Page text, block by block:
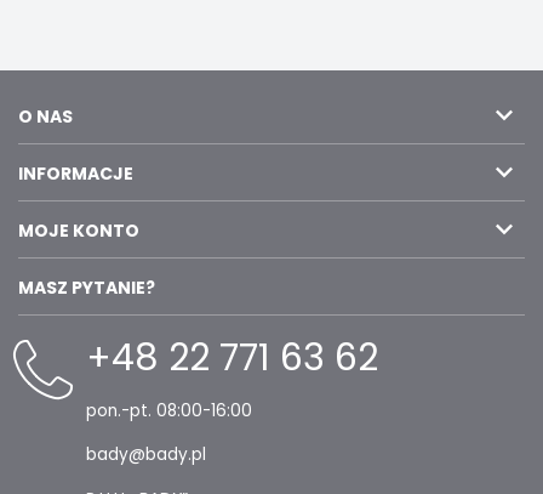
O NAS
INFORMACJE
MOJE KONTO
MASZ PYTANIE?
+48 22 771 63 62
pon.-pt. 08:00-16:00
bady@bady.pl